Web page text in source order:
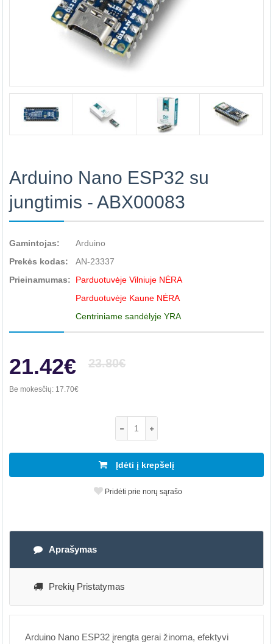
Arduino Nano ESP32 su
jungtimis - ABX00083
Gamintojas:
Arduino
Prekės kodas:
AN-23337
Prieinamumas:
Parduotuvėje Vilniuje NĖRA
Parduotuvėje Kaune NĖRA
Centriniame sandėlyje YRA
21.42€ 23.80€
Be mokesčių: 17.70€
Įdėti į krepšelį
Pridėti prie norų sąrašo
Aprašymas
Prekių Pristatymas
Arduino Nano ESP32 įrengta gerai žinoma, efektyvi